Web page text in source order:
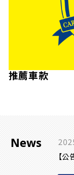
推薦車款
News
【